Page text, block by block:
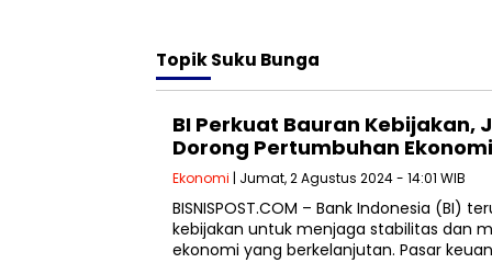
TopikSuku Bunga
BI Perkuat Bauran Kebijakan,
Dorong Pertumbuhan
Ekonomi | Jumat, 2 Agustus 2024 - 14:01 WIB
BISNISPOST.COM – Bank Indonesia (BI)
kebijakan untuk menjaga stabilitas dan
ekonomi yang berkelanjutan. Pasar